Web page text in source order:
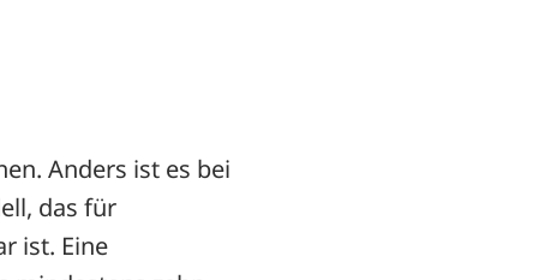
Anders ist es bei
das für
ist. Eine